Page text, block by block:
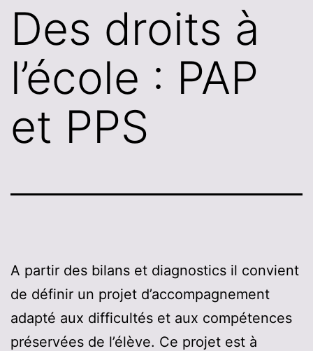
Des droits à
l’école : PAP
et PPS
A partir des bilans et diagnostics il convient
de définir un projet d’accompagnement
adapté aux difficultés et aux compétences
préservées de l’élève. Ce projet est à